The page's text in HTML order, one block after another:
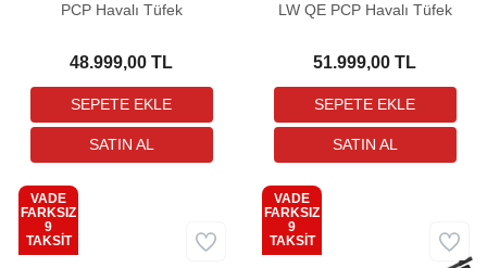
PCP Havalı Tüfek
48.999,00 TL
LW QE PCP Havalı Tüfek
51.999,00 TL
VADE
FARKSIZ
9
TAKSİT
Kargo
Bedava
VADE
FARKSIZ
9
TAKSİT
Kargo
Bedava